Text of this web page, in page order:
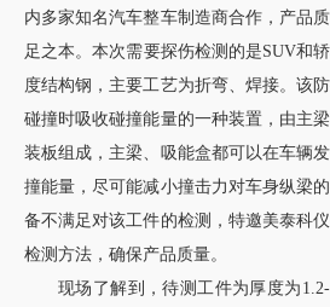
内多家知名汽车整车制造商合作，产品
足之本。本次需要探伤检测的是SUV和
度结构钢，主要工艺为折弯、焊接。该
碰撞时吸收碰撞能量的一种装置，由主
装板组成，主梁、吸能盒都可以在车辆
撞能量，尽可能减小撞击力对车身纵梁
备不满足对该工件的检测，特邀美泰科
检测方法，确保产品质量。
现场了解到，待测工件为厚度为